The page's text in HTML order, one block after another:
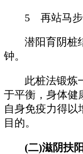
5 再站马步
潜阳育阴桩
钟。
此桩法锻炼
于平衡，身体健
自身免疫力得以
目的。
(二)滋阴扶